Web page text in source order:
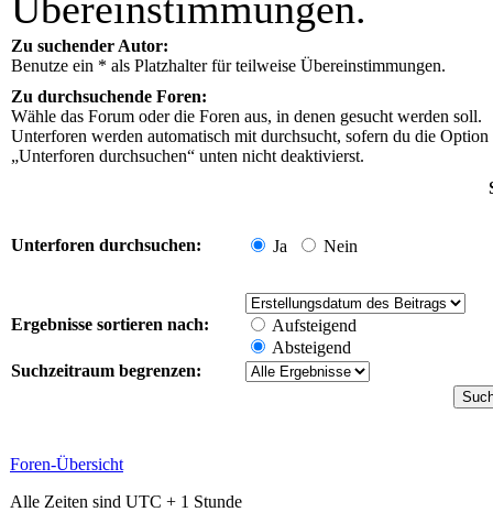
Zu suchender Autor:
Benutze ein * als Platzhalter für teilweise Übereinstimmungen.
Zu durchsuchende Foren:
Wähle das Forum oder die Foren aus, in denen gesucht werden soll.
Unterforen werden automatisch mit durchsucht, sofern du die Option
„Unterforen durchsuchen“ unten nicht deaktivierst.
Unterforen durchsuchen: Ja Nein
Ergebnisse sortieren nach:
Aufsteigend
Absteigend
Suchzeitraum begrenzen:
Foren-Übersicht
Alle Zeiten sind UTC + 1 Stunde